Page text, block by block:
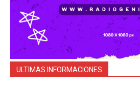
ULTIMAS INFORMACIONES